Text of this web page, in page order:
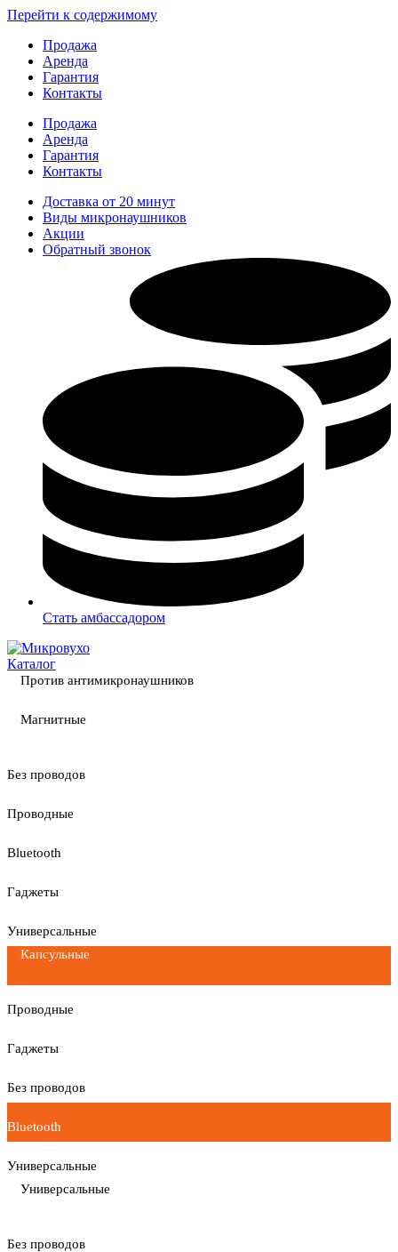
Перейти к содержимому
Продажа
Аренда
Гарантия
Контакты
Продажа
Аренда
Гарантия
Контакты
Доставка от 20 минут
Виды микронаушников
Акции
Обратный звонок
Стать амбассадором
Каталог
Против антимикронаушников
Магнитные
Без проводов
Проводные
Bluetooth
Гаджеты
Универсальные
Капсульные
Проводные
Гаджеты
Без проводов
Bluetooth
Универсальные
Универсальные
Без проводов